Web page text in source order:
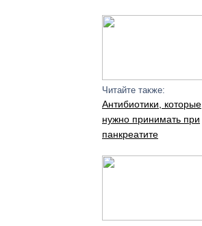
Читайте также:
Антибиотики, которые
нужно принимать при
панкреатите